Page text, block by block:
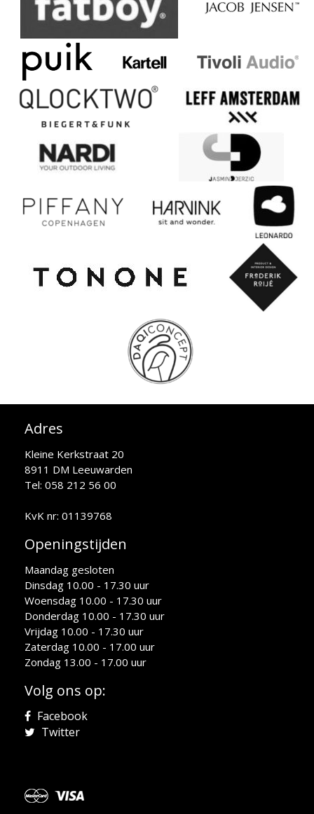
Adres
Kleine Kerkstraat 20
8911 DM Leeuwarden
Tel: 058 212 56 00
KvK nr: 01139768
Openingstijden
Maandag gesloten
Dinsdag 10.00 - 17.30 uur
Woensdag 10.00 - 17.30 uur
Donderdag 10.00 - 17.30 uur
Vrijdag 10.00 - 17.30 uur
Zaterdag 10.00 - 17.00 uur
Zondag 13.00 - 17.00 uur
Volg ons op:
Facebook
Twitter